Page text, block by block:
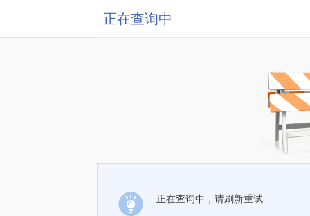
正在查询中
正在查询中，请刷新重试